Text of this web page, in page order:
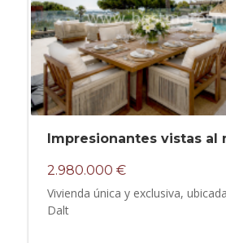
Impresionantes vistas al
2.980.000 €
Vivienda única y exclusiva,
Dalt